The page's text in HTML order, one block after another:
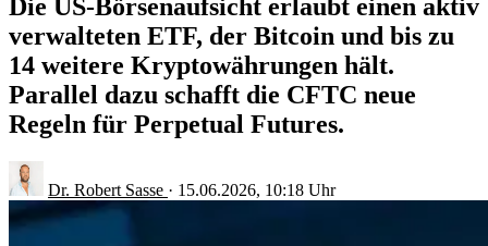
Die US-Börsenaufsicht erlaubt einen aktiv
verwalteten ETF, der Bitcoin und bis zu
14 weitere Kryptowährungen hält.
Parallel dazu schafft die CFTC neue
Regeln für Perpetual Futures.
Dr. Robert Sasse · 15.06.2026, 10:18 Uhr